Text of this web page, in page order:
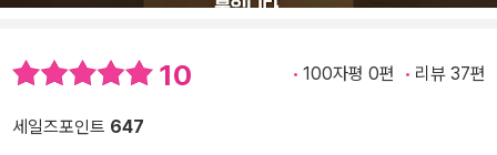
10 100자평 0편 리뷰 37편
세일즈포인트 647